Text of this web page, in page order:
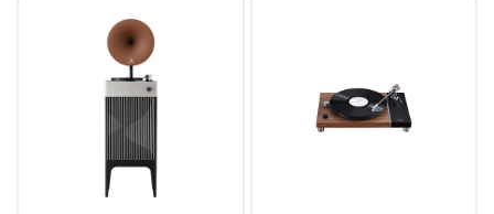
Hệ thống loa